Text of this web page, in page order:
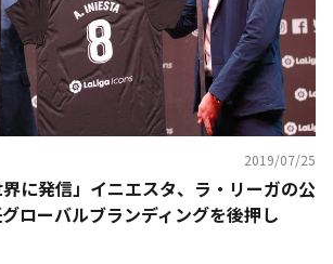
2019/07/25
界に発信」イニエスタ、ラ・リーガの公
グローバルブランディングを後押し